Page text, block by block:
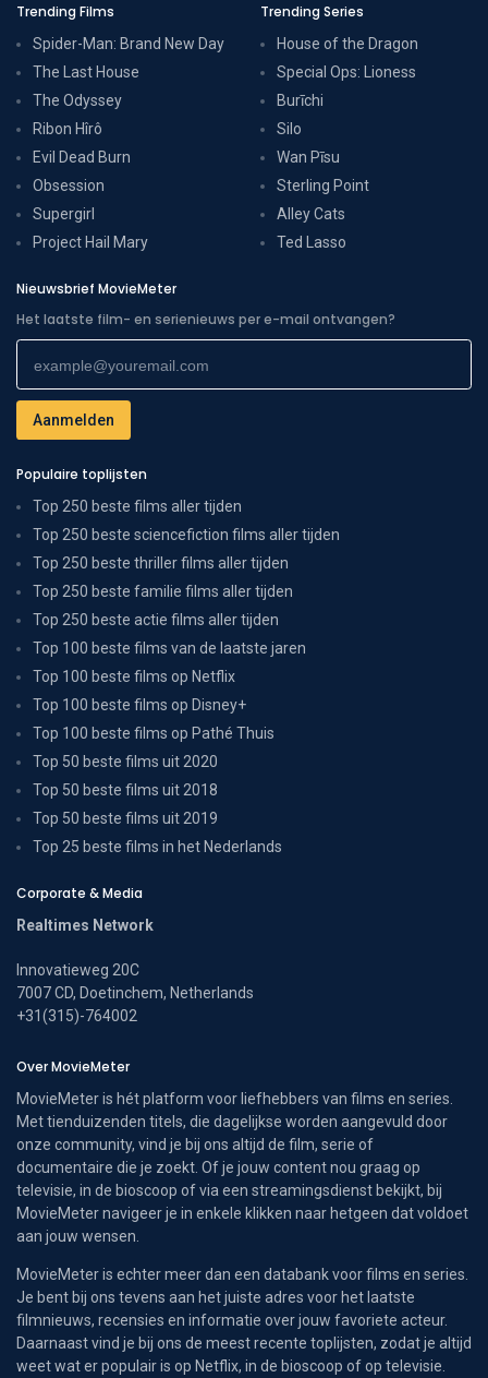
Trending Films
Spider-Man: Brand New Day
The Last House
The Odyssey
Ribon Hîrô
Evil Dead Burn
Obsession
Supergirl
Project Hail Mary
Trending Series
House of the Dragon
Special Ops: Lioness
Burīchi
Silo
Wan Pīsu
Sterling Point
Alley Cats
Ted Lasso
Nieuwsbrief MovieMeter
Het laatste film- en serienieuws per e-mail ontvangen?
Populaire toplijsten
Top 250 beste films aller tijden
Top 250 beste sciencefiction films aller tijden
Top 250 beste thriller films aller tijden
Top 250 beste familie films aller tijden
Top 250 beste actie films aller tijden
Top 100 beste films van de laatste jaren
Top 100 beste films op Netflix
Top 100 beste films op Disney+
Top 100 beste films op Pathé Thuis
Top 50 beste films uit 2020
Top 50 beste films uit 2018
Top 50 beste films uit 2019
Top 25 beste films in het Nederlands
Corporate & Media
Realtimes Network
Innovatieweg 20C
7007 CD, Doetinchem, Netherlands
+31(315)-764002
Over MovieMeter
MovieMeter is hét platform voor liefhebbers van films en series.
Met tienduizenden titels, die dagelijkse worden aangevuld door
onze community, vind je bij ons altijd de film, serie of
documentaire die je zoekt. Of je jouw content nou graag op
televisie, in de bioscoop of via een streamingsdienst bekijkt, bij
MovieMeter navigeer je in enkele klikken naar hetgeen dat voldoet
aan jouw wensen.
MovieMeter is echter meer dan een databank voor films en series.
Je bent bij ons tevens aan het juiste adres voor het laatste
filmnieuws, recensies en informatie over jouw favoriete acteur.
Daarnaast vind je bij ons de meest recente toplijsten, zodat je altijd
weet wat er populair is op Netflix, in de bioscoop of op televisie.